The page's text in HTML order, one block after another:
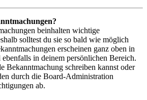
beinhalten wichtige
solltest du sie so bald wie möglich
erscheinen ganz oben in
in deinem persönlichen Bereich.
Bekanntmachung schreiben kannst oder
durch die Board-Administration
ab.